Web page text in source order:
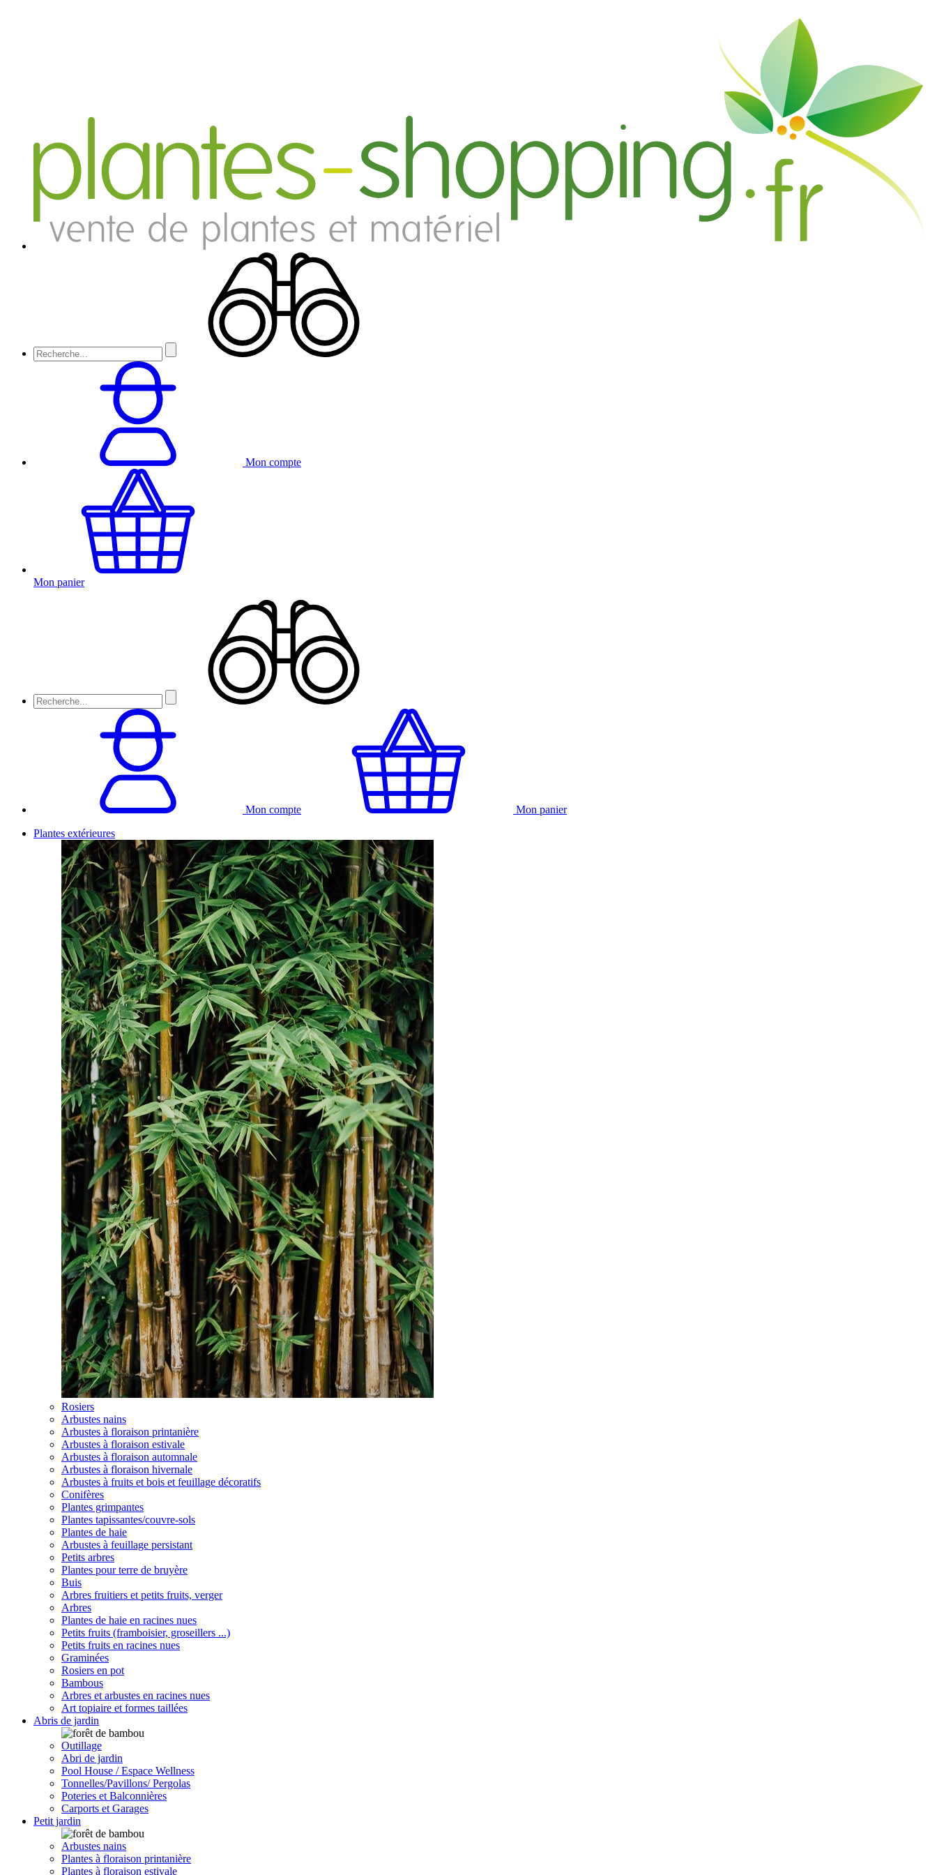
Mon compte
Mon panier
Mon compte
Mon panier
Plantes extérieures
Rosiers
Arbustes nains
Arbustes à floraison printanière
Arbustes à floraison estivale
Arbustes à floraison automnale
Arbustes à floraison hivernale
Arbustes à fruits et bois et feuillage décoratifs
Conifères
Plantes grimpantes
Plantes tapissantes/couvre-sols
Plantes de haie
Arbustes à feuillage persistant
Petits arbres
Plantes pour terre de bruyère
Buis
Arbres fruitiers et petits fruits, verger
Arbres
Plantes de haie en racines nues
Petits fruits (framboisier, groseillers ...)
Petits fruits en racines nues
Graminées
Rosiers en pot
Bambous
Arbres et arbustes en racines nues
Art topiaire et formes taillées
Abris de jardin
Outillage
Abri de jardin
Pool House / Espace Wellness
Tonnelles/Pavillons/ Pergolas
Poteries et Balconnières
Carports et Garages
Petit jardin
Arbustes nains
Plantes à floraison printanière
Plantes à floraison estivale